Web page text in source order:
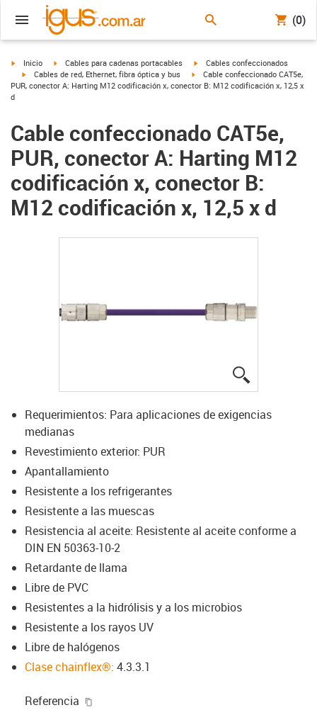
(0)
igus-icon-arrow-right
Inicio igus-icon-arrow-right
Cables para cadenas portacables igus-icon-arrow-right
Cables confeccionados
igus-icon-arrow-right
Cables de red, Ethernet, fibra óptica y bus igus-icon-arrow-right
Cable confeccionado CAT5e,
PUR, conector A: Harting M12 codificación x, conector B: M12 codificación x, 12,5 x
d
Cable confeccionado CAT5e,
PUR, conector A: Harting M12
codificación x, conector B:
M12 codificación x, 12,5 x d
Requerimientos: Para aplicaciones de exigencias
medianas
Revestimiento exterior: PUR
Apantallamiento
Resistente a los refrigerantes
Resistente a las muescas
Resistencia al aceite: Resistente al aceite conforme a
DIN EN 50363-10-2
Retardante de llama
Libre de PVC
Resistentes a la hidrólisis y a los microbios
Resistente a los rayos UV
Libre de halógenos
Clase chainflex®: 4.3.3.1
Referencia